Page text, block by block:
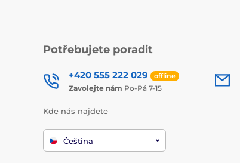
Potřebujete poradit
+420 555 222 029 offline
Zavolejte nám Po-Pá 7-15
Kde nás najdete
Čeština